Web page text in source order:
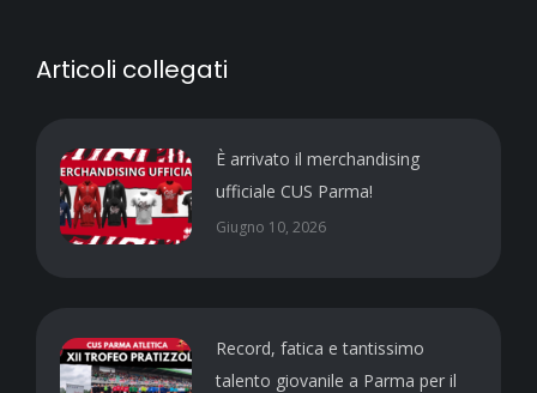
Articoli collegati
È arrivato il merchandising
ufficiale CUS Parma!
Giugno 10, 2026
Record, fatica e tantissimo
talento giovanile a Parma per il